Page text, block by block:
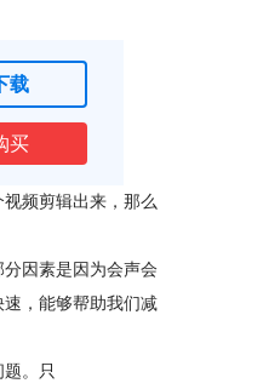
载
买
频剪辑出来，那么
因素是因为会声会
，能够帮助我们减
。只